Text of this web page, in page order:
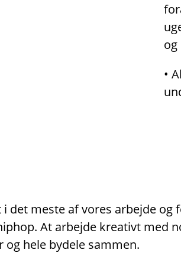
•
meste af vores arbejde
At arbejde kreativt med
hele bydele sammen.